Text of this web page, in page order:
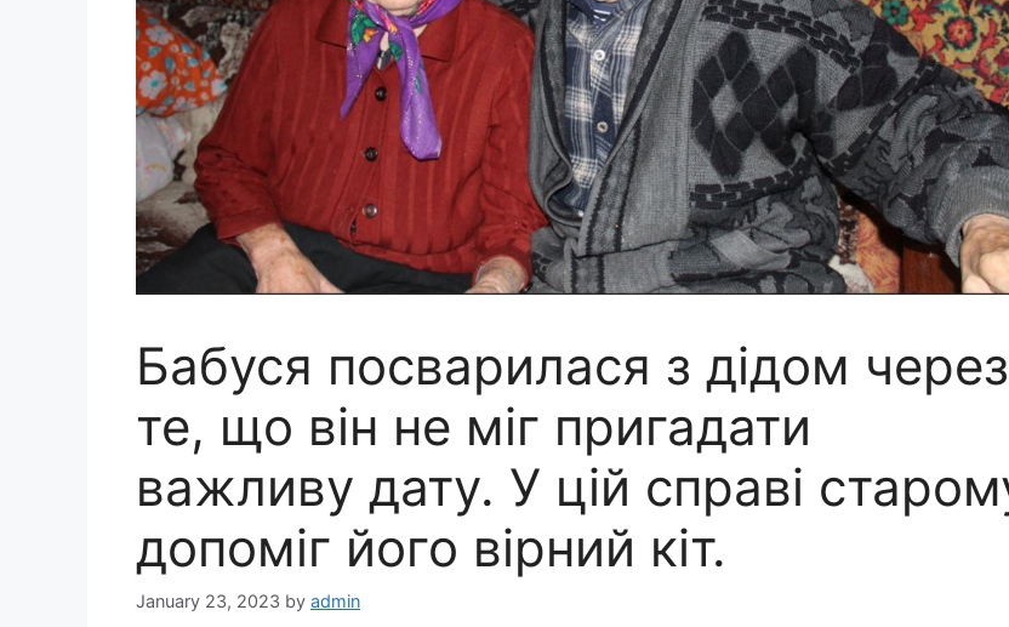
Бабуся посварилася з дідом через
те, що він не міг пригадати
важливу дату. У цій справі
допоміг його вірний кіт.
January 23, 2023 by admin